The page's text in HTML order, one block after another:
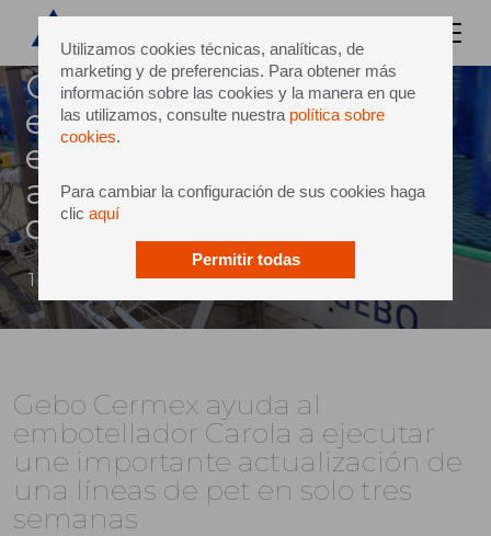
Utilizamos cookies técnicas, analíticas, de
marketing y de preferencias. Para obtener más
información sobre las cookies y la manera en que
las utilizamos, consulte nuestra política sobre
cookies.
Para cambiar la configuración de sus cookies haga
clic aquí
Permitir todas
Gebo cermex ayuda al
embotellador carola a
ejecutar une importante
actualización de una líneas
de pet en solo tres semanas
1 mayo 2017
Gebo Cermex ayuda al
embotellador Carola a ejecutar
une importante actualización de
una líneas de pet en solo tres
semanas